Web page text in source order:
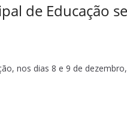
de Educação
nos dias 8 e 9 de